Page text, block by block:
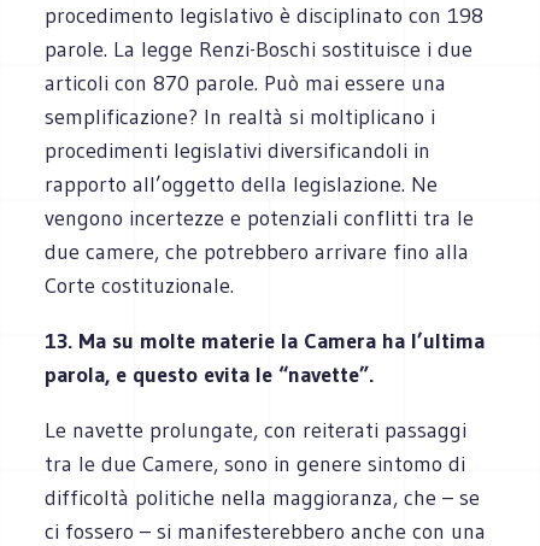
procedimento legislativo è disciplinato con 198
parole. La legge Renzi-Boschi sostituisce i due
articoli con 870 parole. Può mai essere una
semplificazione? In realtà si moltiplicano i
procedimenti legislativi diversificandoli in
rapporto all’oggetto della legislazione. Ne
vengono incertezze e potenziali conflitti tra le
due camere, che potrebbero arrivare fino alla
Corte costituzionale.
13. Ma su molte materie la Camera ha l’ultima
parola, e questo evita le “navette”.
Le navette prolungate, con reiterati passaggi
tra le due Camere, sono in genere sintomo di
difficoltà politiche nella maggioranza, che – se
ci fossero – si manifesterebbero anche con una